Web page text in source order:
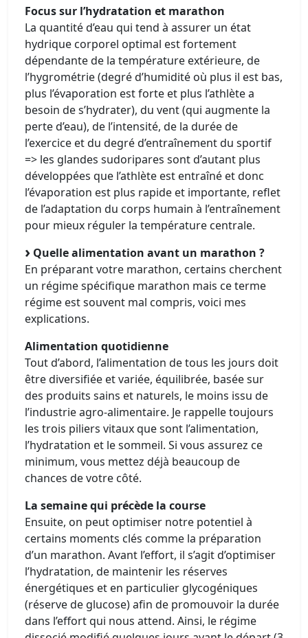
Focus sur l’hydratation et marathon
La quantité d’eau qui tend à assurer un état
hydrique corporel optimal est fortement
dépendante de la température extérieure, de
l’hygrométrie (degré d’humidité où plus il est bas,
plus l’évaporation est forte et plus l’athlète a
besoin de s’hydrater), du vent (qui augmente la
perte d’eau), de l’intensité, de la durée de
l’exercice et du degré d’entraînement du sportif
=> les glandes sudoripares sont d’autant plus
développées que l’athlète est entraîné et donc
l’évaporation est plus rapide et importante, reflet
de l’adaptation du corps humain à l’entraînement
pour mieux réguler la température centrale.
Quelle alimentation avant un marathon ?
En préparant votre marathon, certains cherchent
un régime spécifique marathon mais ce terme
régime est souvent mal compris, voici mes
explications.
Alimentation quotidienne
Tout d’abord, l’alimentation de tous les jours doit
être diversifiée et variée, équilibrée, basée sur
des produits sains et naturels, le moins issu de
l’industrie agro-alimentaire. Je rappelle toujours
les trois piliers vitaux que sont l’alimentation,
l’hydratation et le sommeil. Si vous assurez ce
minimum, vous mettez déjà beaucoup de
chances de votre côté.
La semaine qui précède la course
Ensuite, on peut optimiser notre potentiel à
certains moments clés comme la préparation
d’un marathon. Avant l’effort, il s’agit d’optimiser
l’hydratation, de maintenir les réserves
énergétiques et en particulier glycogéniques
(réserve de glucose) afin de promouvoir la durée
dans l’effort qui nous attend. Ainsi, le régime